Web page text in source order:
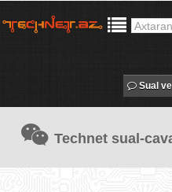
Sual
Technet sual-